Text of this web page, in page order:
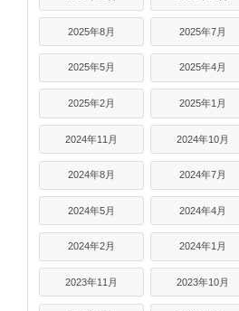
2025年8月 2025年7月
2025年5月 2025年4月
2025年2月 2025年1月
2024年11月 2024年10月
2024年8月 2024年7月
2024年5月 2024年4月
2024年2月 2024年1月
2023年11月 2023年10月